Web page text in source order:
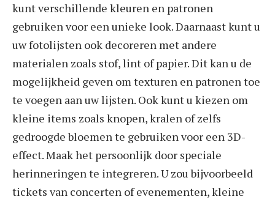
kunt verschillende kleuren en patronen
gebruiken voor een unieke look. Daarnaast kunt u
uw fotolijsten ook decoreren met andere
materialen zoals stof, lint of papier. Dit kan u de
mogelijkheid geven om texturen en patronen toe
te voegen aan uw lijsten. Ook kunt u kiezen om
kleine items zoals knopen, kralen of zelfs
gedroogde bloemen te gebruiken voor een 3D-
effect. Maak het persoonlijk door speciale
herinneringen te integreren. U zou bijvoorbeeld
tickets van concerten of evenementen, kleine